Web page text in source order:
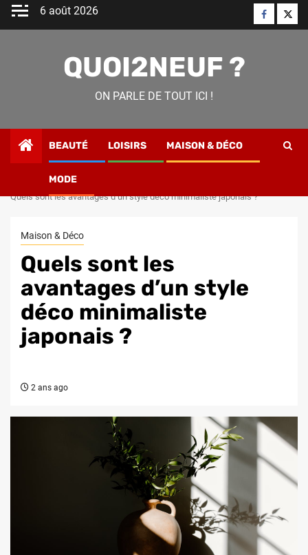
Skip
6 août 2026 Facebook
QUOI2NEUF ?
ON PARLE DE TOUT ICI !
BEAUTÉ LOISIRS MAISON & DÉCO
MODE
Maison & Déco
Quels sont les avantages d’un style déco minimaliste japonais ?
Maison & Déco
Quels sont les
avantages d’un style
déco minimaliste
japonais ?
2 ans ago